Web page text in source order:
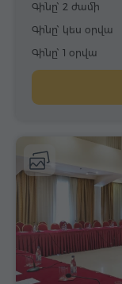
Գինը՝ 2 ժամի
Գինը՝ կես օրվա
Գինը՝ 1 օրվա